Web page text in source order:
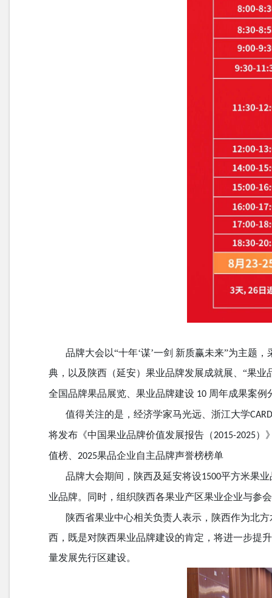
品牌大会以“十年‘谋’一剑 新质赢未来”为主题
典，以及陕西（延安）果业品牌发展成就展、“果业
全国品牌果品展览、果业品牌建设 10 周年成果案例
值得关注的是，经济学家马光远、浙江大学
将发布《中国果业品牌价值发展报告（2015-2025）
值榜、 2025果品企业自主品牌声誉榜榜单
品牌大会期间，陕西及延安将设1500平方米果
业品牌。同时，组织陕西各果业产区果业企业与参
陕西省果业中心相关负责人表示，陕西作为北
西，既是对陕西果业品牌建设的肯定，将进一步提
量发展先行区建设。